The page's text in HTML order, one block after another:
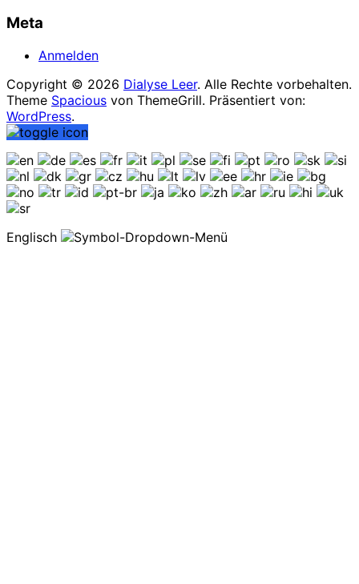
Meta
Anmelden
Copyright © 2026 Dialyse Leer. Alle Rechte vorbehalten.
Theme Spacious von ThemeGrill. Präsentiert von:
WordPress.
Englisch